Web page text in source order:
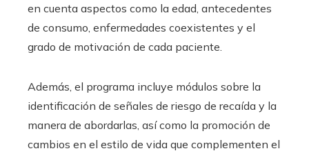
en cuenta aspectos como la edad, antecedentes
de consumo, enfermedades coexistentes y el
grado de motivación de cada paciente.
Además, el programa incluye módulos sobre la
identificación de señales de riesgo de recaída y la
manera de abordarlas, así como la promoción de
cambios en el estilo de vida que complementen el